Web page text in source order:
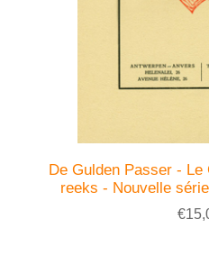
De Gulden Passer - Le
reeks - Nouvelle